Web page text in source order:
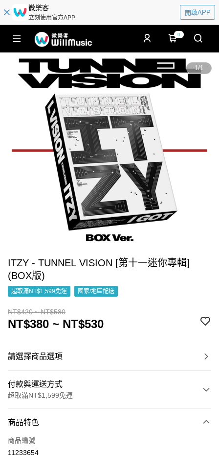
微樂客
立刻使用官方APP
開啟APP
0
1/1
ITZY - TUNNEL VISION [第十一迷你專輯]
(BOX版)
超取滿NT$1,599免運 國家/地區配送
NT$420 ~ NT$580
NT$380 ~ NT$530
請選擇商品選項
付款與運送方式
超取滿NT$1,599免運
信用卡一次付款
超商取貨付款
商品特色
商品編號
11233654